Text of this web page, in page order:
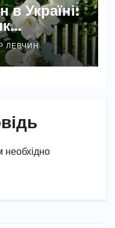
в Україні:
цвітіння
ЛЕВЧИН
необхідно